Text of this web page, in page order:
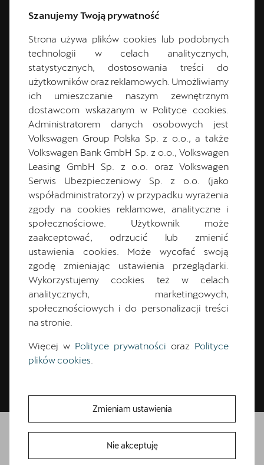
Bezpłatna Jazda Próbna
Sprawdź ofertę
kół zimowych
CUPRA
Nie czekaj skontaktuj się i poznaj ofertę
Pobierz katalog
Szanujemy Twoją prywatność
Strona używa plików cookies lub podobnych
technologii w celach analitycznych,
statystycznych, dostosowania treści do
użytkowników oraz reklamowych. Umożliwiamy
ich umieszczanie naszym zewnętrznym
dostawcom wskazanym w Polityce cookies.
Administratorem danych osobowych jest
Volkswagen Group Polska Sp. z o.o., a także
Volkswagen Bank GmbH Sp. z o.o., Volkswagen
Leasing GmbH Sp. z o.o. oraz Volkswagen
Serwis Ubezpieczeniowy Sp. z o.o. (jako
współadministratorzy) w przypadku wyrażenia
zgody na cookies reklamowe, analityczne i
społecznościowe. Użytkownik może
zaakceptować, odrzucić lub zmienić
ustawienia cookies. Może wycofać swoją
zgodę zmieniając ustawienia przeglądarki.
Wykorzystujemy cookies też w celach
analitycznych, marketingowych,
społecznościowych i do personalizacji treści
na stronie.
Więcej w Polityce prywatności oraz Polityce
plików cookies
Zmieniam ustawienia
Nie akceptuję